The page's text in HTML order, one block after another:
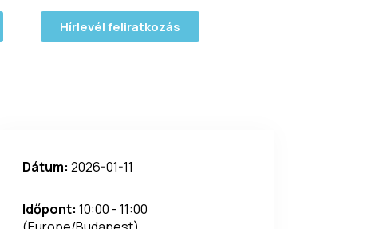
Hírlevél feliratkozás
Dátum: 2026-01-11
Időpont: 10:00 - 11:00